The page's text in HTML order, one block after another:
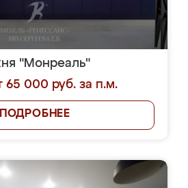
"Монреаль"
65 000 руб. за п.м.
ПОДРОБНЕЕ